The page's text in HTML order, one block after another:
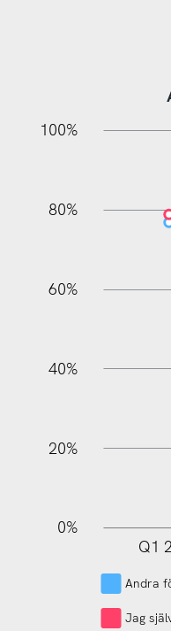
100%
80%
60%
40%
20%
0%
Q1
Andra
Jag